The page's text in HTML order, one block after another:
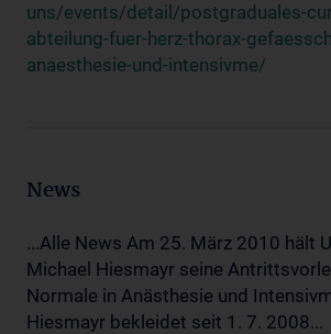
uns/events/detail/postgraduales-
abteilung-fuer-herz-thorax-
anaesthesie-und-intensivme/
News
...Alle News Am 25. März 2010 hält
Michael Hiesmayr seine
Normale in Anästhesie und
Hiesmayr bekleidet seit 1. 7. 2008...